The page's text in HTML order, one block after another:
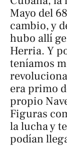
Mayo del
cambio, y
hubo allí
Herria. Y
teníamos
era primo
propio
Figuras
la lucha y
podían